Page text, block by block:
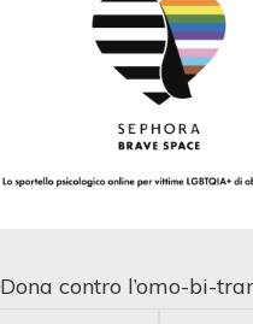
Dona contro l’omo-bi-